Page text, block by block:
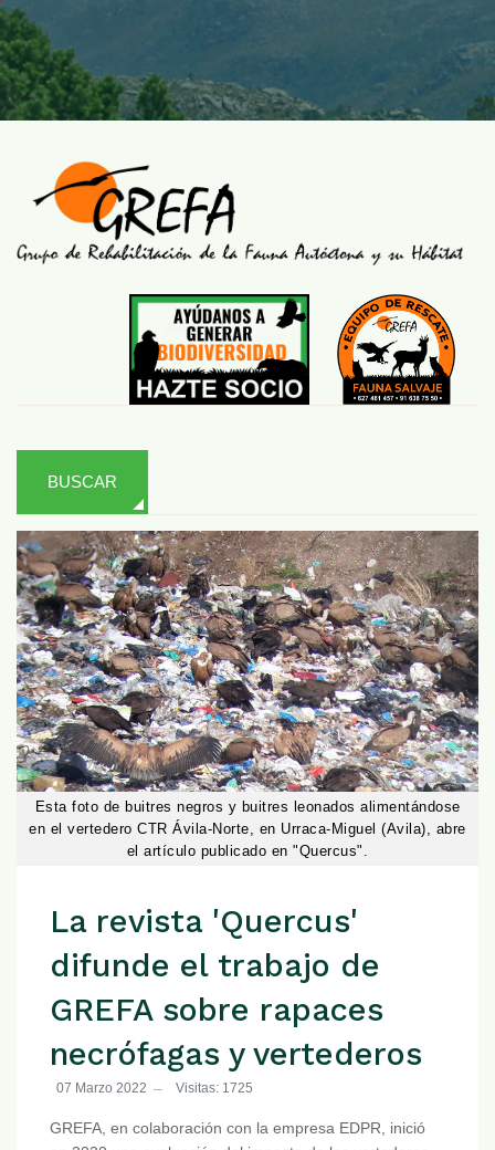
BUSCAR
Esta foto de buitres negros y buitres leonados alimentándose
en el vertedero CTR Ávila-Norte, en Urraca-Miguel (Avila), abre
el artículo publicado en "Quercus".
La revista 'Quercus'
difunde el trabajo de
GREFA sobre rapaces
necrófagas y vertederos
07 Marzo 2022 Visitas: 1725
GREFA, en colaboración con la empresa EDPR, inició